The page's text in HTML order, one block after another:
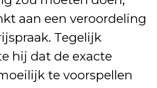
aan een veroordeling
Tegelijk
hij dat de exacte
te voorspellen